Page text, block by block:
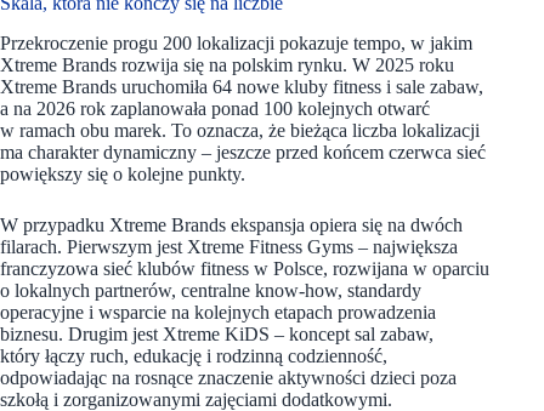
Przekroczenie progu 200 lokalizacji pokazuje tempo, w jakim
Xtreme Brands rozwija się na polskim rynku. W 2025 roku
Xtreme Brands uruchomiła 64 nowe kluby fitness i sale zabaw,
a na 2026 rok zaplanowała ponad 100 kolejnych otwarć
w ramach obu marek. To oznacza, że bieżąca liczba lokalizacji
ma charakter dynamiczny – jeszcze przed końcem czerwca sieć
powiększy się o kolejne punkty.
W przypadku Xtreme Brands ekspansja opiera się na dwóch
filarach. Pierwszym jest Xtreme Fitness Gyms – największa
franczyzowa sieć klubów fitness w Polsce, rozwijana w oparciu
o lokalnych partnerów, centralne know-how, standardy
operacyjne i wsparcie na kolejnych etapach prowadzenia
biznesu. Drugim jest Xtreme KiDS – koncept sal zabaw,
który łączy ruch, edukację i rodzinną codzienność,
odpowiadając na rosnące znaczenie aktywności dzieci poza
szkołą i zorganizowanymi zajęciami dodatkowymi.